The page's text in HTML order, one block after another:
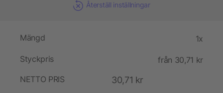
Återställ inställningar
Mängd 1x
Styckpris
från 30,71 kr
NETTO PRIS
30,71 kr